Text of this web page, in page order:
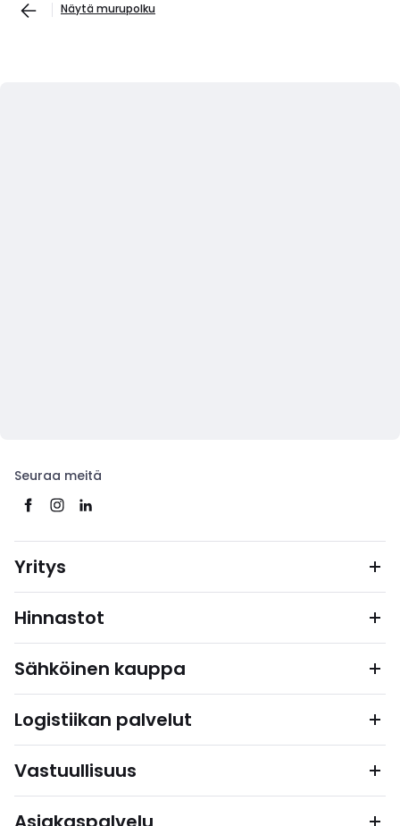
Näytä murupolku
Seuraa meitä
Yritys
Hinnastot
Sähköinen kauppa
Logistiikan palvelut
Vastuullisuus